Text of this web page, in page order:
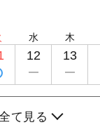
水
12
木
13
て見る